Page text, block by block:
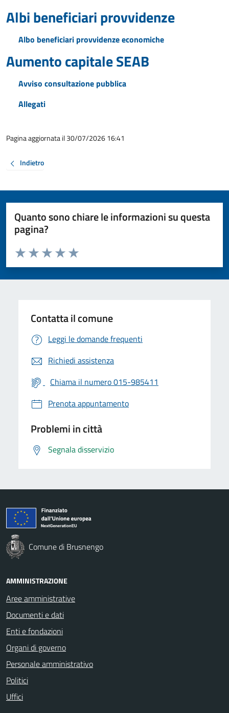
Albi beneficiari provvidenze
Albo beneficiari provvidenze economiche
Aumento capitale SEAB
Avviso consultazione pubblica
Allegati
Pagina aggiornata il 30/07/2026 16:41
Indietro
Quanto sono chiare le informazioni su questa
pagina?
Valuta da 1 a 5 stelle la pagina
Valuta 5 stelle su 5
Valuta 4 stelle su 5
Valuta 3 stelle su 5
Valuta 2 stelle su 5
Valuta 1 stelle su 5
Contatta il comune
Leggi le domande frequenti
Richiedi assistenza
Chiama il numero 015-985411
Prenota appuntamento
Problemi in città
Segnala disservizio
Comune di Brusnengo
AMMINISTRAZIONE
Aree amministrative
Documenti e dati
Enti e fondazioni
Organi di governo
Personale amministrativo
Politici
Uffici